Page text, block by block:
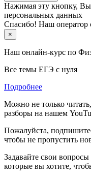
Нажимая эту кнопку, Вы
персональных данных
Спасибо! Наш оператор
×
Наш онлайн-курс по
Все темы ЕГЭ с нуля
Подробнее
Можно не только
разборы на нашем
Пожалуйста,
чтобы не пропустить
Задавайте свои
которые вы хотите,